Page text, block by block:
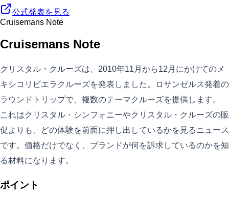
公式発表を見る
Cruisemans Note
Cruisemans Note
クリスタル・クルーズは、2010年11月から12月にかけてのメ
キシコリビエラクルーズを発表しました。ロサンゼルス発着の
ラウンドトリップで、複数のテーマクルーズを提供します。
これはクリスタル・シンフォニーやクリスタル・クルーズの販
促よりも、どの体験を前面に押し出しているかを見るニュース
です。価格だけでなく、ブランドが何を訴求しているのかを知
る材料になります。
ポイント